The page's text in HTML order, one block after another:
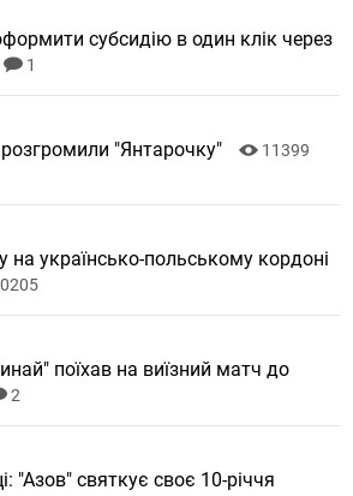
субсидію в один клік через
1
"Янтарочку"
11399
на українсько-польському кордоні
поїхав на виїзний матч до
2
"Азов" святкує своє 10-річчя